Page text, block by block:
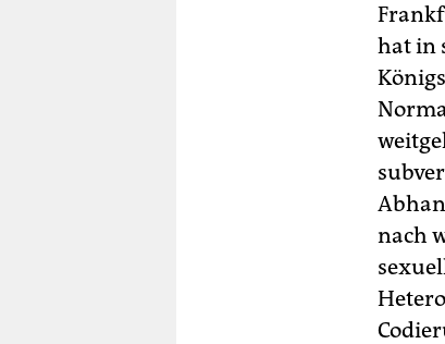
hat in
nach